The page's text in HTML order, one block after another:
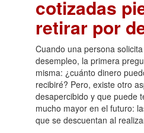
cotizadas
retirar por
Cuando una persona
desempleo, la primera
misma: ¿cuánto dinero
recibiré? Pero, existe otro
desapercibido y que puede
mucho mayor en el futuro:
que se descuentan al